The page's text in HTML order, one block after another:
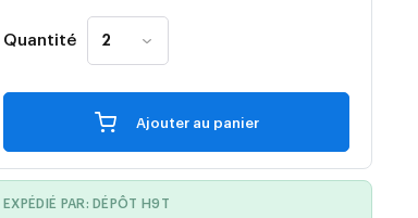
Quantité
Ajouter au panier
EXPÉDIÉ PAR: DÉPÔT H9T